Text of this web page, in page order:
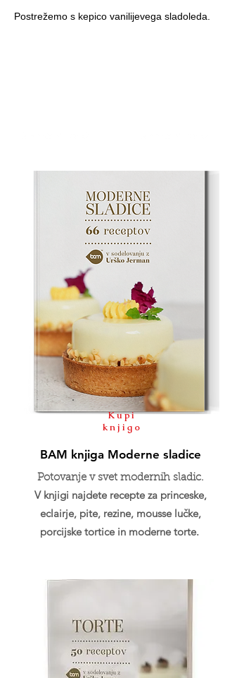
Postrežemo s kepico vanilijevega sladoleda.
Kupi
knjigo
BAM knjiga Moderne sladice
Potovanje v svet modernih sladic.
V knjigi najdete recepte za princeske,
eclairje, pite, rezine, mousse lučke,
porcijske tortice in moderne torte.